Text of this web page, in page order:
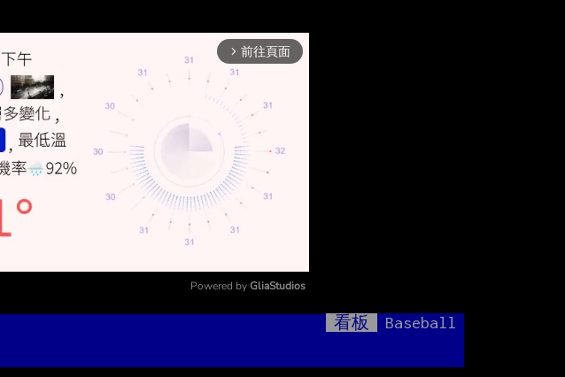
arrow_forward_ios 前往頁面
Powered by GliaStudios
看板
Baseball